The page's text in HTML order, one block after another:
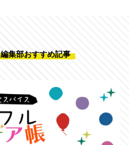
編集部おすすめ記事